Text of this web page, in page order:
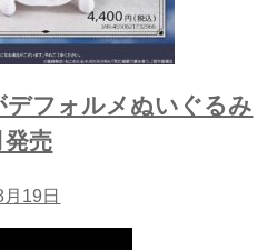
デフォルメぬいぐるみ
売
19日